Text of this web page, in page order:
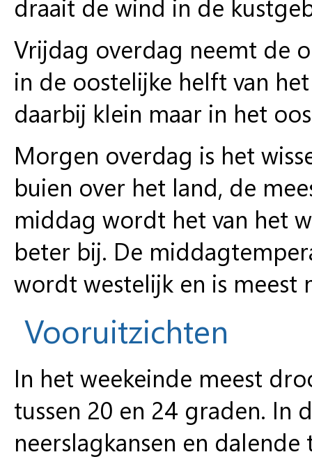
draait de wind in de
Vrijdag overdag neemt de
in de oostelijke helft van
daarbij klein maar in het
Morgen overdag is het
buien over het land, de
middag wordt het van het
beter bij. De
wordt westelijk en is meest
Vooruitzichten
In het weekeinde meest
tussen 20 en 24 graden. In
neerslagkansen en